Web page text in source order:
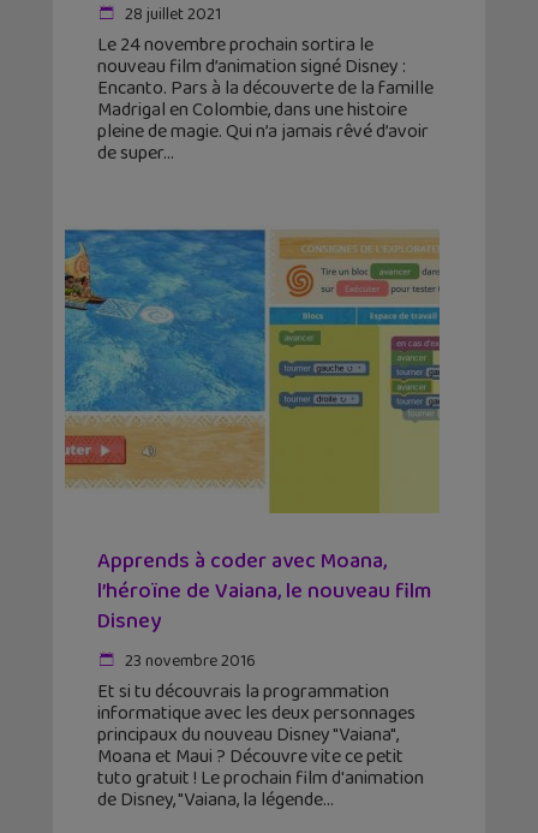
28 juillet 2021
Le 24 novembre prochain sortira le
nouveau film d’animation signé Disney :
Encanto. Pars à la découverte de la famille
Madrigal en Colombie, dans une histoire
pleine de magie. Qui n’a jamais rêvé d’avoir
de super
Apprends à coder avec Moana,
l’héroïne de Vaiana, le nouveau film
Disney
23 novembre 2016
Et si tu découvrais la programmation
informatique avec les deux personnages
principaux du nouveau Disney "Vaiana",
Moana et Maui ? Découvre vite ce petit
tuto gratuit ! Le prochain film d'animation
de Disney, "Vaiana, la légende